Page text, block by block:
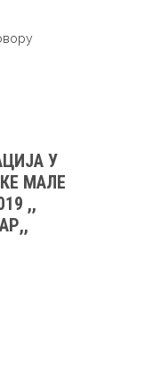
У
МАЛЕ
,,